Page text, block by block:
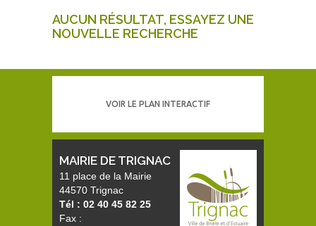
AUCUN RÉSULTAT, ESSAYEZ UNE
NOUVELLE RECHERCHE
VOIR LE PLAN INTERACTIF
MAIRIE DE TRIGNAC
11 place de la Mairie
44570 Trignac
Tél : 02 40 45 82 25
Fax :